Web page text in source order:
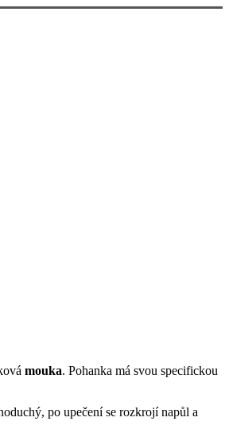
mouka. Pohanka má svou specifickou
po upečení se rozkrojí napůl a